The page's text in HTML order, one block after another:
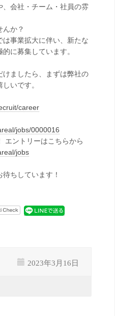
、会社・チーム・社員の雰
んか？
事業拡大に伴い、新たな
に募集しています。
けましたら、まずは弊社の
いです。
career
jobs/0000016
エントリーはこちらから
jobs
ちしています！
2023年3月16日